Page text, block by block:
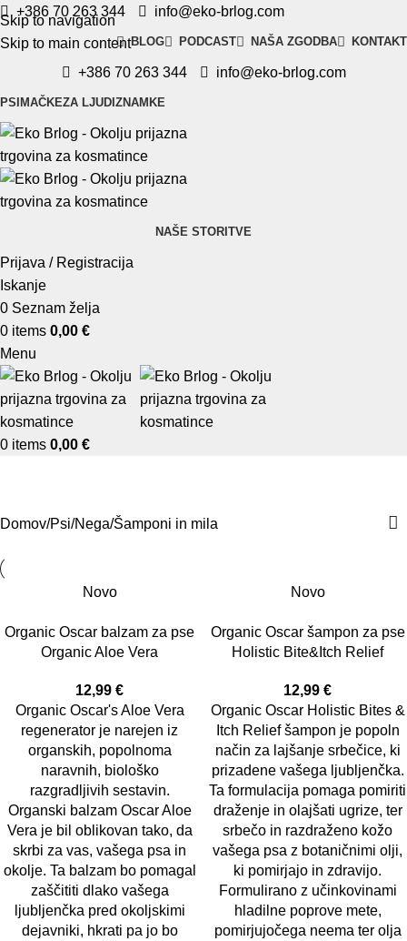
Skip to navigation
Skip to main content
+386 70 263 344 info@eko-brlog.com
BLOG PODCAST NAŠA ZGODBA KONTAKT
+386 70 263 344 info@eko-brlog.com
PSI MAČKEZA LJUDI ZNAMKE
NAŠE STORITVE
Prijava / Registracija
Iskanje
0 Seznam želja
0 items 0,00 €
Menu
0 items 0,00 €
Domov Psi Nega Šamponi in mila
Novo
Organic Oscar balzam za pse
Organic Aloe Vera
12,99 €
Organic Oscar's Aloe Vera
regenerator je narejen iz
organskih, popolnoma
naravnih, biološko
razgradljivih sestavin.
Organski balzam Oscar Aloe
Vera je bil oblikovan tako, da
skrbi za vas, vašega psa in
okolje. Ta balzam bo pomagal
zaščititi dlako vašega
ljubljenčka pred okoljskimi
dejavniki, hkrati pa jo bo
Novo
Organic Oscar šampon za pse
Holistic Bite&Itch Relief
12,99 €
Organic Oscar Holistic Bites &
Itch Relief šampon je popoln
način za lajšanje srbečice, ki
prizadene vašega ljubljenčka.
Ta formulacija pomaga pomiriti
draženje in olajšati ugrize, ter
srbečo in razdraženo kožo
vašega psa z botaničnimi olji,
ki pomirjajo in zdravijo.
Formulirano z učinkovinami
hladilne poprove mete,
pomirjujočega neema ter olja